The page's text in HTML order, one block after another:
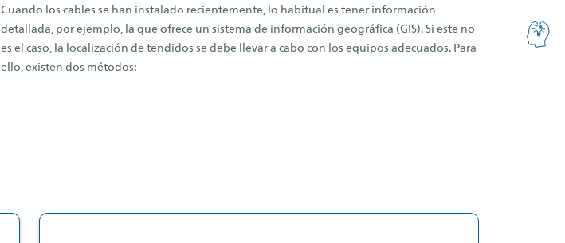
Cuando los cables se han instalado recientemente, lo habitual es tener información
detallada, por ejemplo, la que ofrece un sistema de información geográfica (GIS). Si este no
es el caso, la localización de tendidos se debe llevar a cabo con los equipos adecuados. Para
ello, existen dos métodos: